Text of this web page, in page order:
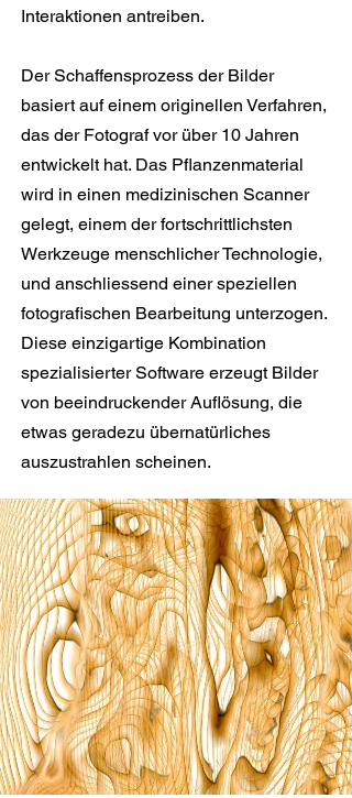
Interaktionen antreiben.
Der Schaffensprozess der Bilder
basiert auf einem originellen Verfahren,
das der Fotograf vor über 10 Jahren
entwickelt hat. Das Pflanzenmaterial
wird in einen medizinischen Scanner
gelegt, einem der fortschrittlichsten
Werkzeuge menschlicher Technologie,
und anschliessend einer speziellen
fotografischen Bearbeitung unterzogen.
Diese einzigartige Kombination
spezialisierter Software erzeugt Bilder
von beeindruckender Auflösung, die
etwas geradezu übernatürliches
auszustrahlen scheinen.